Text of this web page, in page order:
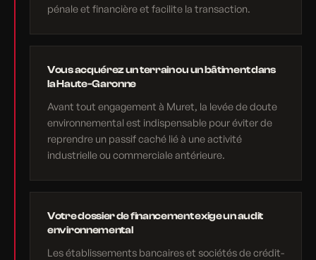
pénale et financière et facilite la transaction.
Vous acquérez un terrain ou un bâtiment dans
la Haute-Garonne
Avant tout engagement à Muret, la levée de doute
environnemental est indispensable pour éviter de
reprendre un passif caché lié à une activité
industrielle ou commerciale antérieure.
Votre dossier de financement exige un audit
environnemental
Les établissements bancaires et sociétés de crédit-